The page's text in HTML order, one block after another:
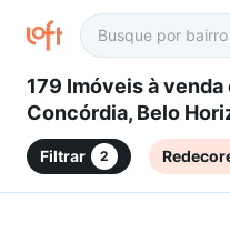
179 Imóveis à venda em
Concórdia, Belo
Filtrar 2